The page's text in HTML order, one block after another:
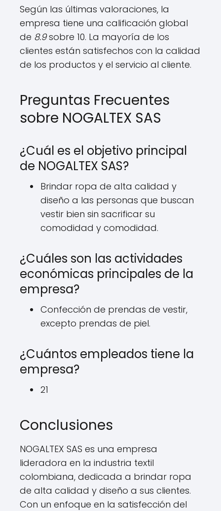
Según las últimas valoraciones, la
empresa tiene una calificación global
de 8.9sobre 10. La mayoría de los
clientes están satisfechos con la calidad
de los productos y el servicio al cliente.
Preguntas Frecuentes
sobre NOGALTEX SAS
¿Cuál es el objetivo principal
de NOGALTEX SAS?
Brindar ropa de alta calidad y
diseño a las personas que buscan
vestir bien sin sacrificar su
comodidad y comodidad.
¿Cuáles son las actividades
económicas principales de la
empresa?
Confección de prendas de vestir,
excepto prendas de piel.
¿Cuántos empleados tiene la
empresa?
21
Conclusiones
NOGALTEX SAS es una empresa
lideradora en la industria textil
colombiana, dedicada a brindar ropa
de alta calidad y diseño a sus clientes.
Con un enfoque en la satisfección del